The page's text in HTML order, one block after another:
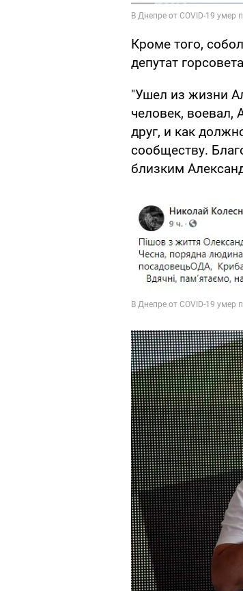
Кроме того,
депутат
"Ушел из жизни
человек, воевал,
друг, и как
сообществу.
близким